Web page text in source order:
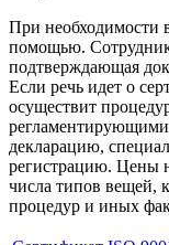
При необходимости
помощью.
подтверждающая
Если речь идет о
осуществит
декларацию,
регистрацию. Цены
числа типов вещей,
процедур и иных